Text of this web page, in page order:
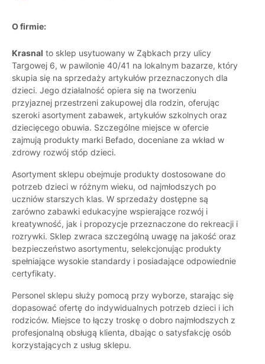
O firmie:
Krasnal to sklep usytuowany w Ząbkach przy ulicy
Targowej 6, w pawilonie 40/41 na lokalnym bazarze, który
skupia się na sprzedaży artykułów przeznaczonych dla
dzieci. Jego działalność opiera się na tworzeniu
przyjaznej przestrzeni zakupowej dla rodzin, oferując
szeroki asortyment zabawek, artykułów szkolnych oraz
dziecięcego obuwia. Szczególne miejsce w ofercie
zajmują produkty marki Befado, doceniane za wkład w
zdrowy rozwój stóp dzieci.
Asortyment sklepu obejmuje produkty dostosowane do
potrzeb dzieci w różnym wieku, od najmłodszych po
uczniów starszych klas. W sprzedaży dostępne są
zarówno zabawki edukacyjne wspierające rozwój i
kreatywność, jak i propozycje przeznaczone do rekreacji i
rozrywki. Sklep zwraca szczególną uwagę na jakość oraz
bezpieczeństwo asortymentu, selekcjonując produkty
spełniające wysokie standardy i posiadające odpowiednie
certyfikaty.
Personel sklepu służy pomocą przy wyborze, starając się
dopasować ofertę do indywidualnych potrzeb dzieci i ich
rodziców. Miejsce to łączy troskę o dobro najmłodszych z
profesjonalną obsługą klienta, dbając o satysfakcję osób
korzystających z usług sklepu.